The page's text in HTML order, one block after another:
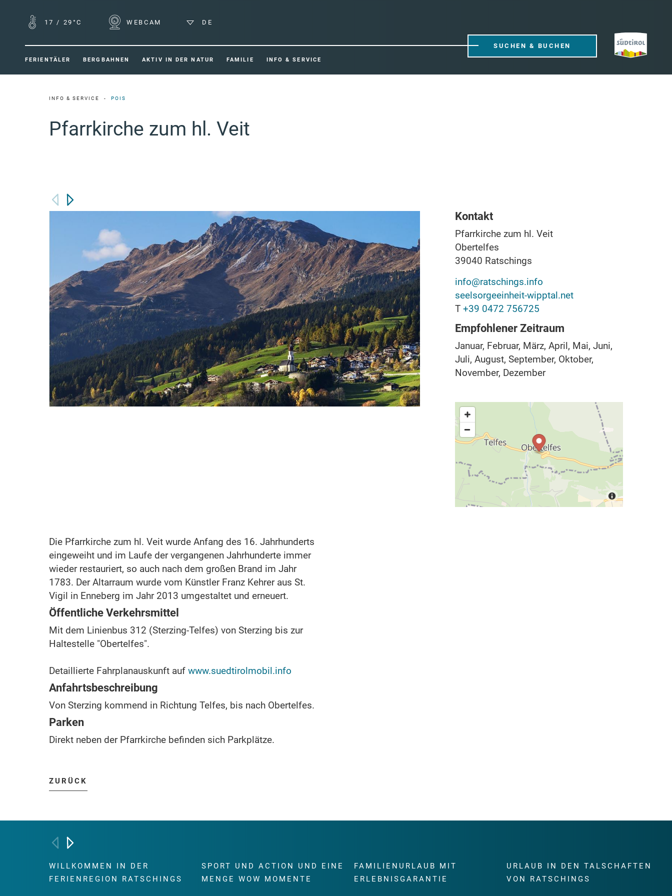
17 / 29°C WEBCAM DE
FERIENTÄLER BERGBAHNEN AKTIV IN DER NATUR FAMILIE INFO & SERVICE
SUCHEN & BUCHEN
INFO & SERVICE POIS
Pfarrkirche zum hl. Veit
Kontakt
Pfarrkirche zum hl. Veit
Obertelfes
39040 Ratschings
info@ratschings.info
seelsorgeeinheit-wipptal.net
T +39 0472 756725
Empfohlener Zeitraum
Januar, Februar, März, April, Mai, Juni,
Juli, August, September, Oktober,
November, Dezember
Die Pfarrkirche zum hl. Veit wurde Anfang des 16. Jahrhunderts
eingeweiht und im Laufe der vergangenen Jahrhunderte immer
wieder restauriert, so auch nach dem großen Brand im Jahr
1783. Der Altarraum wurde vom Künstler Franz Kehrer aus St.
Vigil in Enneberg im Jahr 2013 umgestaltet und erneuert.
Öffentliche Verkehrsmittel
Mit dem Linienbus 312 (Sterzing-Telfes) von Sterzing bis zur
Haltestelle "Obertelfes".
Detaillierte Fahrplanauskunft auf www.suedtirolmobil.info
Anfahrtsbeschreibung
Von Sterzing kommend in Richtung Telfes, bis nach Obertelfes.
Parken
Direkt neben der Pfarrkirche befinden sich Parkplätze.
ZURÜCK
WILLKOMMEN IN DER
FERIENREGION RATSCHINGS
SPORT UND ACTION UND EINE
MENGE WOW MOMENTE
FAMILIENURLAUB MIT
ERLEBNISGARANTIE
URLAUB IN DEN TALSCHAFTEN
VON RATSCHINGS